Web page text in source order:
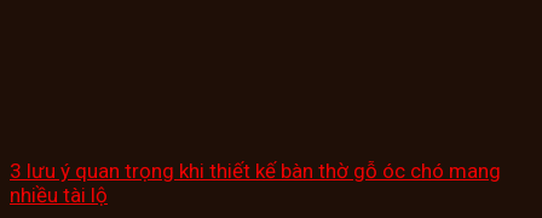
3 lưu ý quan trọng khi thiết kế bàn thờ gỗ óc chó mang
nhiều tài lộ